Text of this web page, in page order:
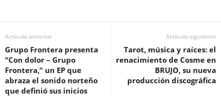
Artículo anterior
Grupo Frontera presenta
“Con dolor – Grupo
Frontera,” un EP que
abraza el sonido norteño
que definió sus inicios
Artículo siguiente
Tarot, música y raíces: el
renacimiento de Cosme en
BRUJO, su nueva
producción discográfica